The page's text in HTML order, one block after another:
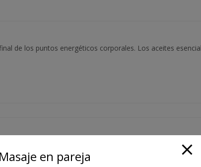
de los puntos energéticos corporales. Los aceites
en pareja